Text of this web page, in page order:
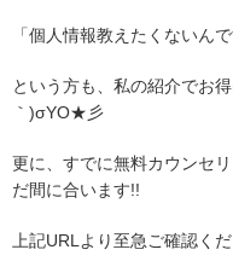
「個人情報教えたくないんで
という方も、私の紹介でお
｀)σYO★彡
更に、すでに無料カウンセ
だ間に合います!!
上記URLより至急ご確認くだ